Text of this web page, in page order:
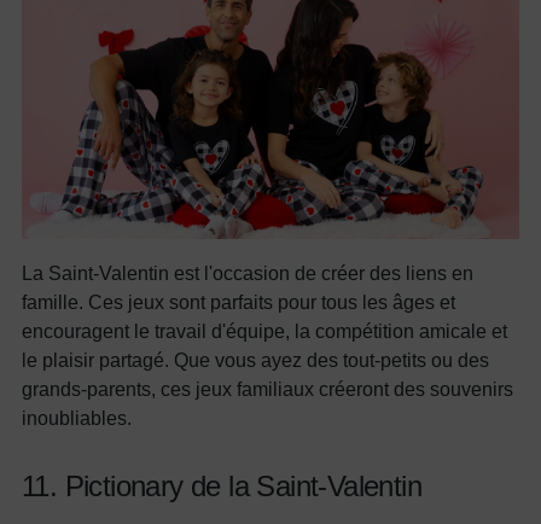
La Saint-Valentin est l'occasion de créer des liens en
famille. Ces jeux sont parfaits pour tous les âges et
encouragent le travail d'équipe, la compétition amicale et
le plaisir partagé. Que vous ayez des tout-petits ou des
grands-parents, ces jeux familiaux créeront des souvenirs
inoubliables.
11. Pictionary de la Saint-Valentin